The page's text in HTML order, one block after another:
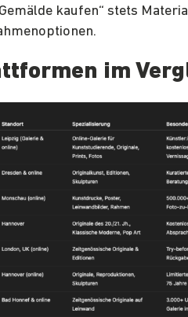
kaufen“ stets
im